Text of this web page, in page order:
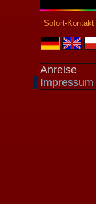
Sofort-Kontakt
Anreise
Impressum